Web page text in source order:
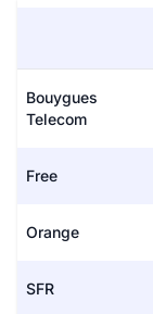
Bouygues
Telecom
Free
Orange
SFR